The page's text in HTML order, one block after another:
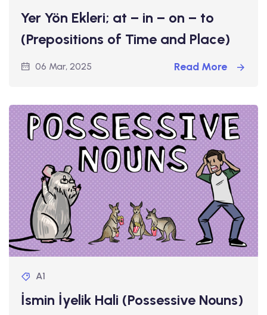
Yer Yön Ekleri; at – in – on – to
(Prepositions of Time and Place)
06 Mar, 2025 Read More
A1
İsmin İyelik Hali (Possessive Nouns)